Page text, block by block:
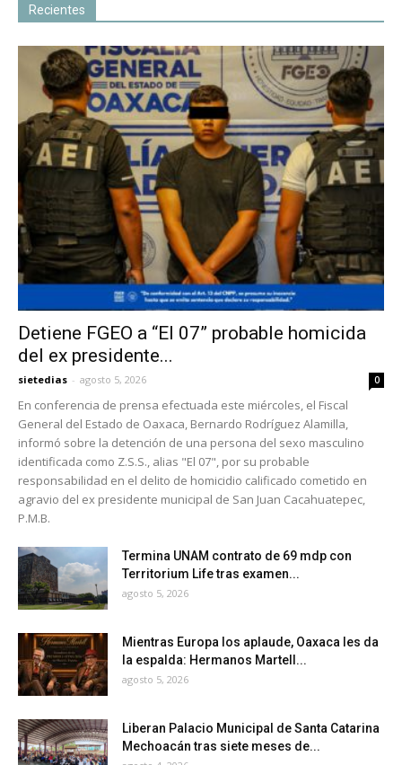
Recientes
Detiene FGEO a “El 07” probable homicida
del ex presidente...
sietedias - agosto 5, 2026 0
En conferencia de prensa efectuada este miércoles, el Fiscal
General del Estado de Oaxaca, Bernardo Rodríguez Alamilla,
informó sobre la detención de una persona del sexo masculino
identificada como Z.S.S., alias "El 07", por su probable
responsabilidad en el delito de homicidio calificado cometido en
agravio del ex presidente municipal de San Juan Cacahuatepec,
P.M.B.
Termina UNAM contrato de 69 mdp con
Territorium Life tras examen...
agosto 5, 2026
Mientras Europa los aplaude, Oaxaca les da
la espalda: Hermanos Martell...
agosto 5, 2026
Liberan Palacio Municipal de Santa Catarina
Mechoacán tras siete meses de...